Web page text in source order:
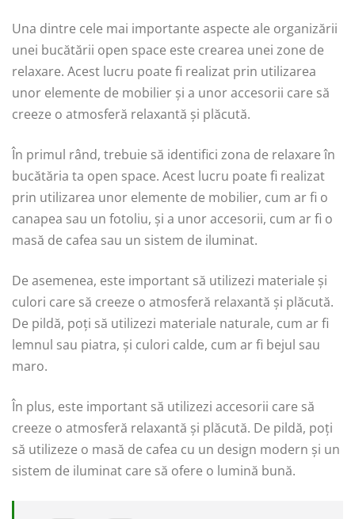
Una dintre cele mai importante aspecte ale organizării
unei bucătării open space este crearea unei zone de
relaxare. Acest lucru poate fi realizat prin utilizarea
unor elemente de mobilier și a unor accesorii care să
creeze o atmosferă relaxantă și plăcută.
În primul rând, trebuie să identifici zona de relaxare în
bucătăria ta open space. Acest lucru poate fi realizat
prin utilizarea unor elemente de mobilier, cum ar fi o
canapea sau un fotoliu, și a unor accesorii, cum ar fi o
masă de cafea sau un sistem de iluminat.
De asemenea, este important să utilizezi materiale și
culori care să creeze o atmosferă relaxantă și plăcută.
De pildă, poți să utilizezi materiale naturale, cum ar fi
lemnul sau piatra, și culori calde, cum ar fi bejul sau
maro.
În plus, este important să utilizezi accesorii care să
creeze o atmosferă relaxantă și plăcută. De pildă, poți
să utilizeze o masă de cafea cu un design modern și un
sistem de iluminat care să ofere o lumină bună.